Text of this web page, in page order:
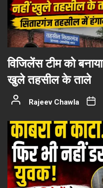
विजिलेंस टीम को
खुले तहसील के ताले
Rajeev Chawla